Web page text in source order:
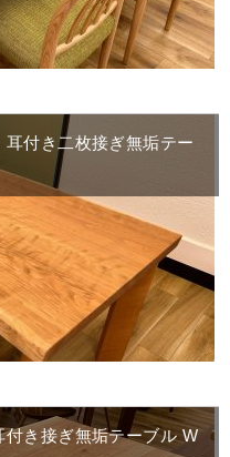
耳付き二枚接ぎ無垢テー
き接ぎ無垢テーブル W